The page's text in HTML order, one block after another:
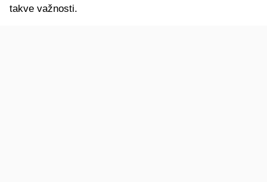
takve važnosti.